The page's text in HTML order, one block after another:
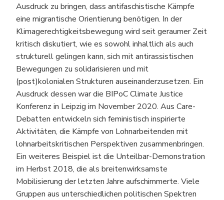
Ausdruck zu bringen, dass antifaschistische Kämpfe
eine migrantische Orientierung benötigen. In der
Klimagerechtigkeitsbewegung wird seit geraumer Zeit
kritisch diskutiert, wie es sowohl inhaltlich als auch
strukturell gelingen kann, sich mit antirassistischen
Bewegungen zu solidarisieren und mit
(post)kolonialen Strukturen auseinanderzusetzen. Ein
Ausdruck dessen war die BIPoC Climate Justice
Konferenz in Leipzig im November 2020. Aus Care-
Debatten entwickeln sich feministisch inspirierte
Aktivitäten, die Kämpfe von Lohnarbeitenden mit
lohnarbeitskritischen Perspektiven zusammenbringen.
Ein weiteres Beispiel ist die Unteilbar-Demonstration
im Herbst 2018, die als breitenwirksamste
Mobilisierung der letzten Jahre aufschimmerte. Viele
Gruppen aus unterschiedlichen politischen Spektren